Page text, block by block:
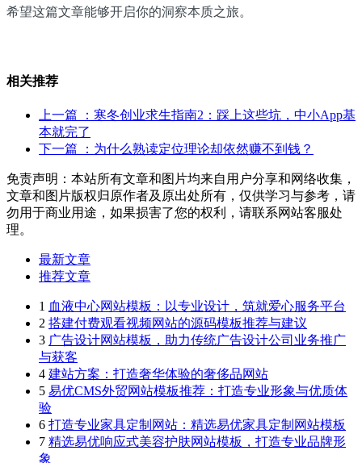
希望这篇文章能够开启你的洞察本质之旅。
相关推荐
上一篇
：寒冬创业求生指南2：踩上这些坑，中小App基
本就完了
下一篇
：为什么熟读定位理论却依然赚不到钱？
免责声明：本站所有文章和图片均来自用户分享和网络收集，
文章和图片版权归原作者及原出处所有，仅供学习与参考，请
勿用于商业用途，如果损害了您的权利，请联系网站客服处
理。
最新文章
推荐文章
1 血液中心网站模板：以专业设计，筑就爱心服务平台
2 搭建付费观看视频网站的源码模板推荐与建议
3 广告设计网站模板，助力传统广告设计公司业务推广
与获客
4 建站方案：打造奢华体验的奢侈品网站
5 易优CMS外贸网站模板推荐：打造专业形象与优质体
验
6 打造专业家具定制网站：精选易优家具定制网站模板
7 精选易优响应式美容护肤网站模板，打造专业品牌形
象